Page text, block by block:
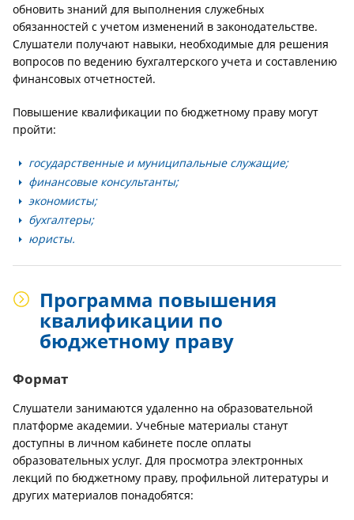
обновить знаний для выполнения служебных
обязанностей с учетом изменений в законодательстве.
Слушатели получают навыки, необходимые для решения
вопросов по ведению бухгалтерского учета и составлению
финансовых отчетностей.
Повышение квалификации по бюджетному праву могут
пройти:
государственные и муниципальные служащие;
финансовые консультанты;
экономисты;
бухгалтеры;
юристы.
Программа повышения
квалификации по
бюджетному праву
Формат
Слушатели занимаются удаленно на образовательной
платформе академии. Учебные материалы станут
доступны в личном кабинете после оплаты
образовательных услуг. Для просмотра электронных
лекций по бюджетному праву, профильной литературы и
других материалов понадобятся: